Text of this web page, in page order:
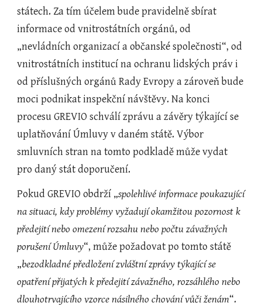
státech. Za tím účelem bude pravidelně sbírat
informace od vnitrostátních orgánů, od
„nevládních organizací a občanské společnosti“, od
vnitrostátních institucí na ochranu lidských práv i
od příslušných orgánů Rady Evropy a zároveň bude
moci podnikat inspekční návštěvy. Na konci
procesu GREVIO schválí zprávu a závěry týkající se
uplatňování Úmluvy v daném státě. Výbor
smluvních stran na tomto podkladě může vydat
pro daný stát doporučení.
Pokud GREVIO obdrží „spolehlivé informace poukazující
na situaci, kdy problémy vyžadují okamžitou pozornost k
předejití nebo omezení rozsahu nebo počtu závažných
porušení Úmluvy“, může požadovat po tomto státě
„bezodkladné předložení zvláštní zprávy týkající se
opatření přijatých k předejití závažného, rozsáhlého nebo
dlouhotrvajícího vzorce násilného chování vůči ženám“.